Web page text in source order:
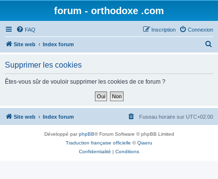
forum - orthodoxe .com
FAQ Connexion
Inscription
Site web Index forum
h
Supprimer les cookies
Êtes-vous sûr de vouloir supprimer les cookies de ce forum ?
Site web Index forum Fuseau horaire sur UTC+02:00
Développé parphpBB® Forum Software © phpBB Limited
Traduction française officielle ©Qiaeru
Confidentialité | Conditions